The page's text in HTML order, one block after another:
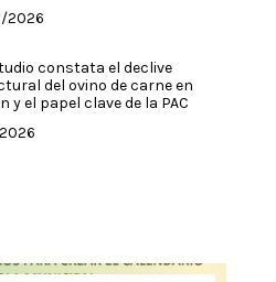
2026
constata el declive
del ovino de carne en
y el papel clave de la PAC